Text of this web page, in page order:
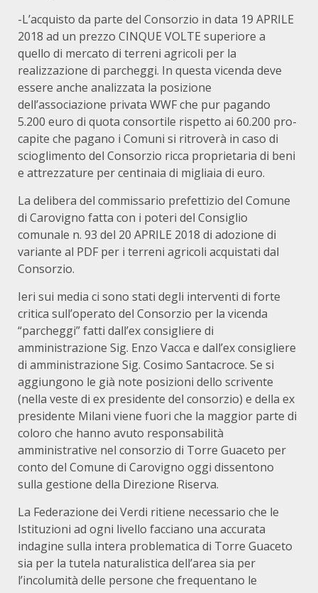
-L’acquisto da parte del Consorzio in data 19 APRILE
2018 ad un prezzo CINQUE VOLTE superiore a
quello di mercato di terreni agricoli per la
realizzazione di parcheggi. In questa vicenda deve
essere anche analizzata la posizione
dell’associazione privata WWF che pur pagando
5.200 euro di quota consortile rispetto ai 60.200 pro-
capite che pagano i Comuni si ritroverà in caso di
scioglimento del Consorzio ricca proprietaria di beni
e attrezzature per centinaia di migliaia di euro.
La delibera del commissario prefettizio del Comune
di Carovigno fatta con i poteri del Consiglio
comunale n. 93 del 20 APRILE 2018 di adozione di
variante al PDF per i terreni agricoli acquistati dal
Consorzio.
Ieri sui media ci sono stati degli interventi di forte
critica sull’operato del Consorzio per la vicenda
“parcheggi” fatti dall’ex consigliere di
amministrazione Sig. Enzo Vacca e dall’ex consigliere
di amministrazione Sig. Cosimo Santacroce. Se si
aggiungono le già note posizioni dello scrivente
(nella veste di ex presidente del consorzio) e della ex
presidente Milani viene fuori che la maggior parte di
coloro che hanno avuto responsabilità
amministrative nel consorzio di Torre Guaceto per
conto del Comune di Carovigno oggi dissentono
sulla gestione della Direzione Riserva.
La Federazione dei Verdi ritiene necessario che le
Istituzioni ad ogni livello facciano una accurata
indagine sulla intera problematica di Torre Guaceto
sia per la tutela naturalistica dell’area sia per
l’incolumità delle persone che frequentano le